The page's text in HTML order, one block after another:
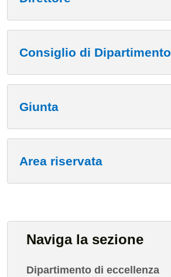
Consiglio di Dipartimento
Giunta
Area riservata
Naviga la sezione
Dipartimento di eccellenza